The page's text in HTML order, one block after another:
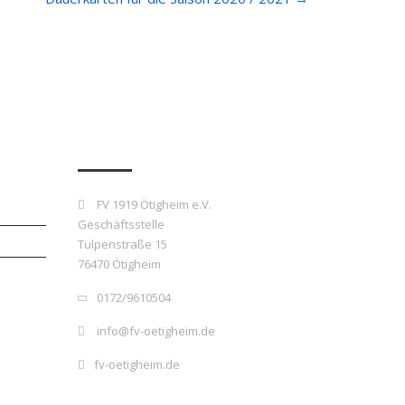
FV 1919 Ötigheim e.V.
Geschäftsstelle
Tulpenstraße 15
76470 Ötigheim
0172/9610504
info@fv-oetigheim.de
fv-oetigheim.de